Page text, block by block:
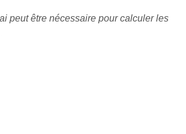
peut être nécessaire pour calculer les